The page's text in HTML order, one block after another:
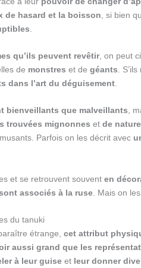
de hasard et la boisson , si bien
qu’ils peuvent revêtir, on peut
de monstres et de géants .
dans l’art du déguisement
bienveillants que malveillants,
trouvées mignonnes et de
Parfois on les décrit avec
et se retrouvent souvent en
associés à la ruse . Mais on
du tanuki
étrange, cet attribut
aussi grand que les
à leur guise et leur donner